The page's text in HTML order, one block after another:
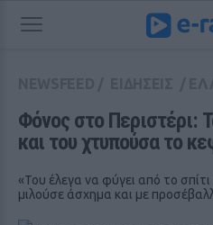
Φόνος στο Περιστέρι:
και του χτυπούσα το
«Του έλεγα να φύγει από το
μιλούσε άσχημα και με